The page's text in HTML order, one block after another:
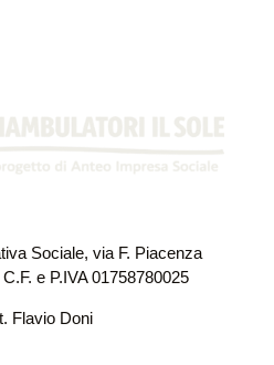
Sociale, via F. Piacenza
e P.IVA 01758780025
Flavio Doni